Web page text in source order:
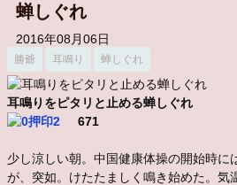
蝉しぐれ
2016年08月06日
勝爺 耳鳴り 蝉しぐれ
耳鳴りをピタリと止める蝉しぐれ
671
少し涼しい朝。中国健康体操の開始時に
が、突如。けたたましく鳴き始めた。気